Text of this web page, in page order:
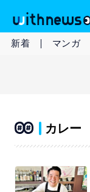
新着 マンガ
カレー